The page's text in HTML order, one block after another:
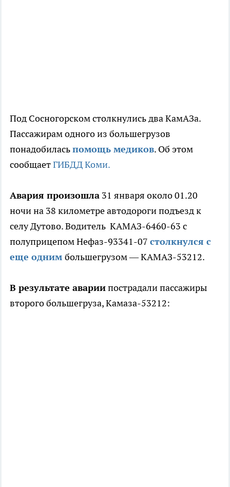
Под Сосногорском столкнулись два КамАЗа.
Пассажирам одного из большегрузов
понадобиласьпомощь медиков. Об этом
сообщаетГИБДД Коми.
Авария произошла 31 января около 01.20
ночи на 38 километре автодороги подъезд к
селу Дутово. Водитель КАМАЗ-6460-63 с
полуприцепом Нефаз-93341-07 столкнулся с
еще одним большегрузом — КАМАЗ-53212.
В результате авариипострадали пассажиры
второго большегруза, Камаза-53212: